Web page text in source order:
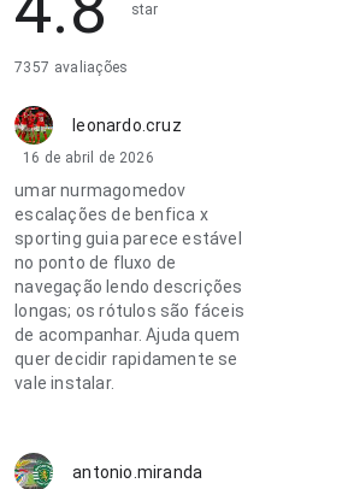
star
7357 avaliações
leonardo.cruz
16 de abril de 2026
umar nurmagomedov
escalações de benfica x
sporting guia parece estável
no ponto de fluxo de
navegação lendo descrições
longas; os rótulos são fáceis
de acompanhar. Ajuda quem
quer decidir rapidamente se
vale instalar.
antonio.miranda